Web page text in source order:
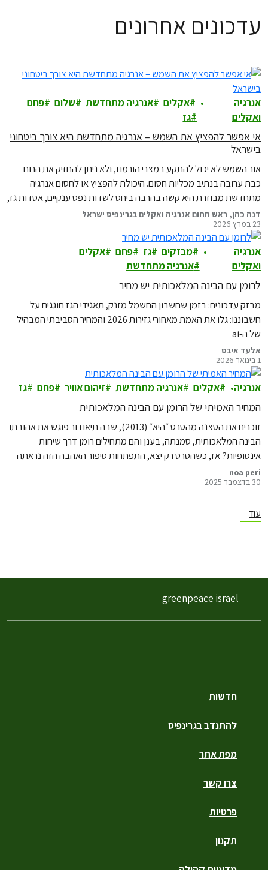
עדכונים אחרונים
אנרגיה
ואקלים
אקלים אנרגיה מתחדשת שלום
פחם
גז
אי אפשר להפציץ את השמש – אנרגיה מתחדשת היא צורך ביטחוני
בישראל
אור השמש לא יכול להתקע במצרי הורמוז, ולא ניתן להחזיק את הרוח
כבת ערובה בנתיב מכליות חסום. היכולת להפציץ או לחסום אנרגיה
מתחדשת מבוזרת היא קשה בהרבה ביחס לשדות נפט ענקיים, אסדות גז,
צינורות שינוע או תחנות כוח. האויבים אולי יכולים לאיים על תחנות הכוח
ואסדות הגז שלנו, אבל הם לעולם לא יוכלו לכבות את…
דנה כהן, ראש תחום אנרגיה ואקלים בגרינפיס ישראל
23 במרץ 2026
אנרגיה
ואקלים
מבזקים גז פחם
אקלים
אנרגיה מתחדשת
לרומן עם הבינה המלאכותית יש מחיר
מבזק עדכונים: בזמן שחשבון החשמל מזנק, תאגידי הגז חוגגים על
חשבוננו: גלו את האמת מאחורי גזירות 2026 והמחיר הסביבתי המבהיל
של ה-ai
אלעד איבס
1 בינואר 2026
אנרגיה אקלים אנרגיה מתחדשת זיהום אוויר פחם גז
המחיר האמיתי של הרומן עם הבינה המלאכותית
זוכרים את הסצנה מהסרט ״היא״ (2013), שבה תיאודור פוגש את אהובתו
הבינה המלאכותית, סמנתה, בענן והם מתחילים רומן דרך שיחות
אינסופיות? אז, כשהסרט רק יצא, התפתחות סיפור האהבה הזה נראתה
הצ׳אט ואף שימוש בו לתמיכה רגשית, נהפכו לדבר שגור. היום, כש״חוויית
noa peri
30 בדצמבר 2025
עוד
חדשות
להתנדב בגרינפיס
מפת אתר
צרו קשר
פרטיות
תקנון